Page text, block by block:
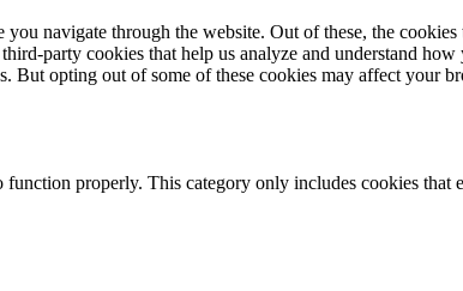
navigate through the website. Out of these, the
party cookies that help us analyze and understand
But opting out of some of these cookies may affect your
properly. This category only includes cookies